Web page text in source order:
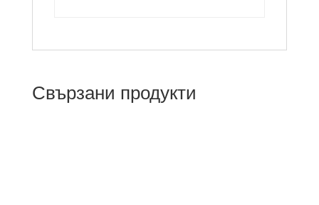
Свързани продукти